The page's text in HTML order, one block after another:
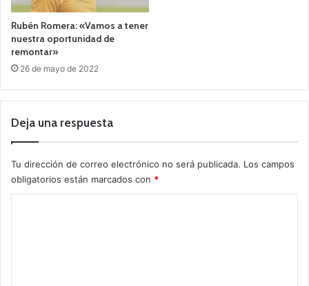
Rubén Romera: «Vamos a tener
nuestra oportunidad de
remontar»
26 de mayo de 2022
Deja una respuesta
Tu dirección de correo electrónico no será publicada. Los campos
obligatorios están marcados con *